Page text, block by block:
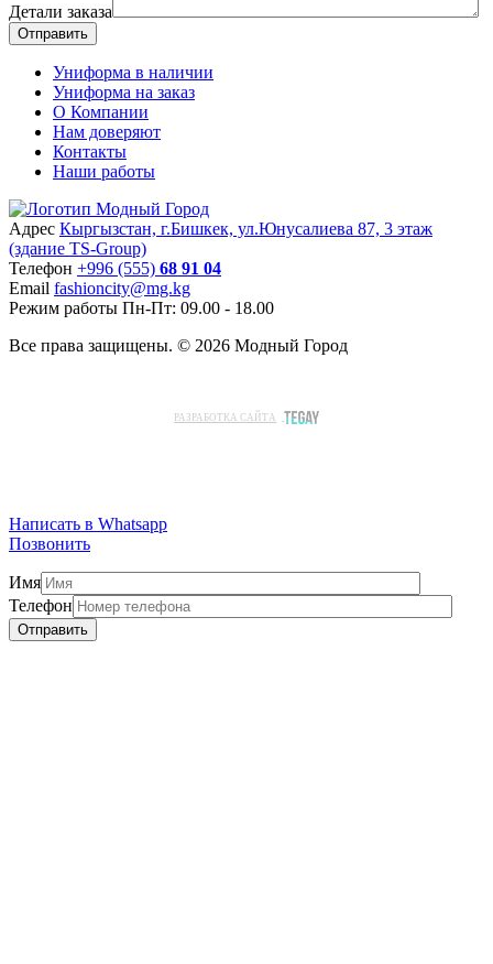
Детали заказа
Отправить
Униформа в наличии
Униформа на заказ
О Компании
Нам доверяют
Контакты
Наши работы
Адрес Кыргызстан, г.Бишкек, ул.Юнусалиева 87, 3 этаж
(здание TS-Group)
Teлефон +996 (555) 68 91 04
Email fashioncity@mg.kg
Режим работы Пн-Пт: 09.00 - 18.00
Все права защищены. © 2026 Модный Город
РАЗРАБОТКА САЙТА
Написать в Whatsapp
Позвонить
Имя
Телефон
Отправить